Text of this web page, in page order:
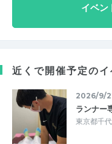
イベン
近くで開催予定のイ
2026/9/
ランナー
東京都千